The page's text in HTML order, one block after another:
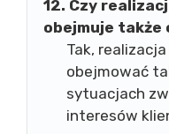
12. Czy
obejmuje także
Tak,
obejmować
sytuacjach
interesów